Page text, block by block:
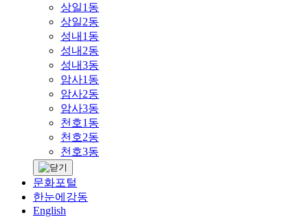
상일1동
상일2동
성내1동
성내2동
성내3동
암사1동
암사2동
암사3동
천호1동
천호2동
천호3동
문화포털
한눈에강동
English